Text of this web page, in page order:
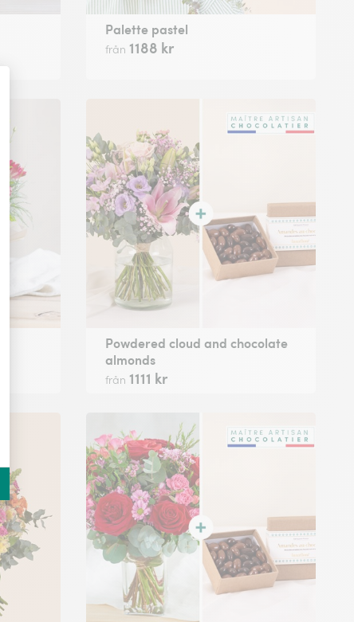
Palette pastel
från 1188 kr
Powdered cloud and chocolate
almonds
från 1111 kr